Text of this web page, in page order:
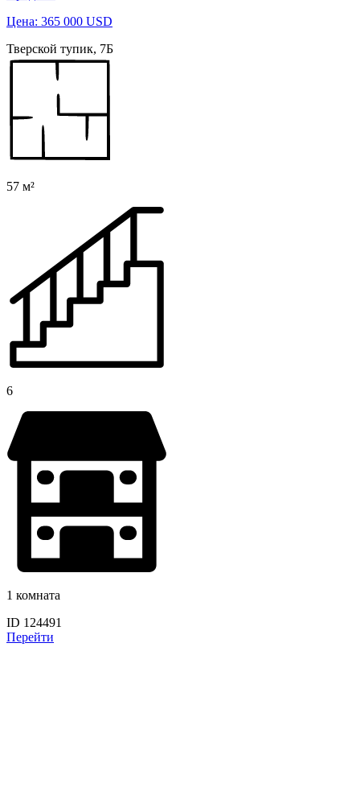
Цена: 365 000 USD
Тверской тупик, 7Б
57 м²
6
1 комната
ID 124491
Перейти